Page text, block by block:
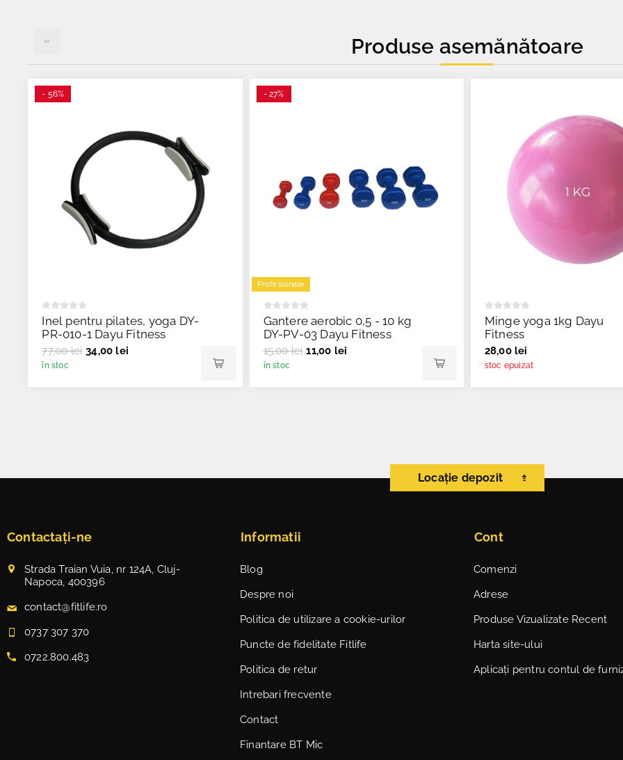
Produse asemănătoare
- 56%
Inel pentru pilates, yoga DY-
PR-010-1 Dayu Fitness
77,00 lei 34,00 lei
în stoc
- 27%
Profesionale
Gantere aerobic 0,5 - 10 kg
DY-PV-03 Dayu Fitness
15,00 lei 11,00 lei
în stoc
Minge yoga 1kg Dayu
Fitness
28,00 lei
stoc epuizat
Locație depozit
Contactați-ne
Strada Traian Vuia, nr 124A, Cluj-
Napoca, 400396
contact@fitlife.ro
0737 307 370
0722.800.483
Informatii
Blog
Despre noi
Politica de utilizare a cookie-urilor
Puncte de fidelitate Fitlife
Politica de retur
Intrebari frecvente
Contact
Finantare BT Mic
Cont
Comenzi
Adrese
Produse Vizualizate Recent
Harta site-ului
Aplicați pentru contul de